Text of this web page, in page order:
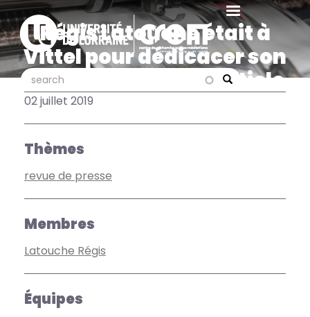
Aller
au
contenu
principal
Search
search search
Régis Latouche était à
Vittel pour dédicacer son
nouveau livre : un article
de Vosges Matin
02 juillet 2019
Thèmes
revue de presse
Membres
Latouche Régis
Équipes